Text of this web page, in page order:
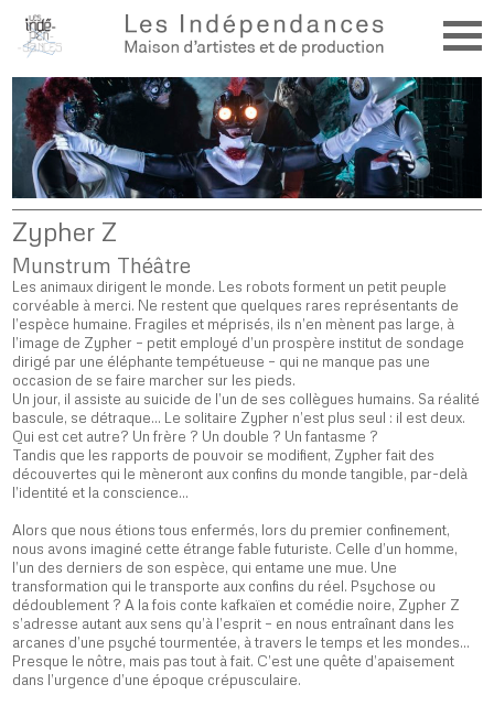
Zypher Z
Munstrum Théâtre
Les animaux dirigent le monde. Les robots forment un petit peuple
corvéable à merci. Ne restent que quelques rares représentants de
l’espèce humaine. Fragiles et méprisés, ils n’en mènent pas large, à
l’image de Zypher – petit employé d’un prospère institut de sondage
dirigé par une éléphante tempétueuse – qui ne manque pas une
occasion de se faire marcher sur les pieds.
Un jour, il assiste au suicide de l’un de ses collègues humains. Sa réalité
bascule, se détraque… Le solitaire Zypher n’est plus seul : il est deux.
Qui est cet autre? Un frère ? Un double ? Un fantasme ?
Tandis que les rapports de pouvoir se modifient, Zypher fait des
découvertes qui le mèneront aux confins du monde tangible, par-delà
l’identité et la conscience…
Alors que nous étions tous enfermés, lors du premier confinement,
nous avons imaginé cette étrange fable futuriste. Celle d’un homme,
l’un des derniers de son espèce, qui entame une mue. Une
transformation qui le transporte aux confins du réel. Psychose ou
dédoublement ? A la fois conte kafkaïen et comédie noire, Zypher Z
s’adresse autant aux sens qu’à l’esprit – en nous entraînant dans les
arcanes d’une psyché tourmentée, à travers le temps et les mondes…
Presque le nôtre, mais pas tout à fait. C’est une quête d’apaisement
dans l’urgence d’une époque crépusculaire.